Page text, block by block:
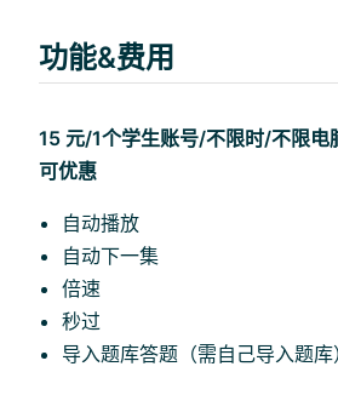
功能&费用
15 元/1个学生账号/不限时/不限电
可优惠
自动播放
自动下一集
倍速
秒过
导入题库答题（需自己导入题库